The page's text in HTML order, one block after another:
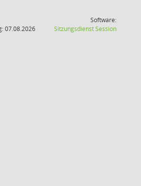
07.08.2026
Software:
SitzungsdienstSession(Wird in